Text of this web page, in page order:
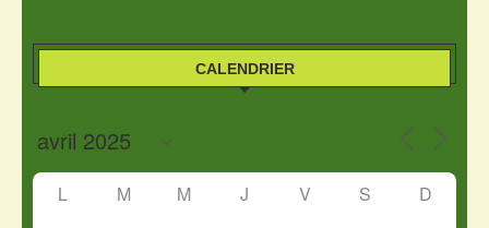
CALENDRIER
L M M J V S D